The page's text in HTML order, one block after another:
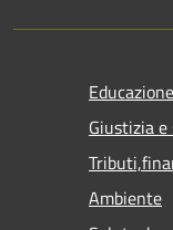
Giustizia
Ambiente